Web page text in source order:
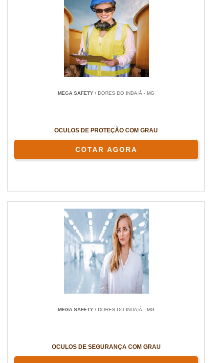
MEGA SAFETY / DORES DO INDAIÁ - MG
OCULOS DE PROTEÇÃO COM GRAU
COTAR AGORA
MEGA SAFETY / DORES DO INDAIÁ - MG
OCULOS DE SEGURANÇA COM GRAU